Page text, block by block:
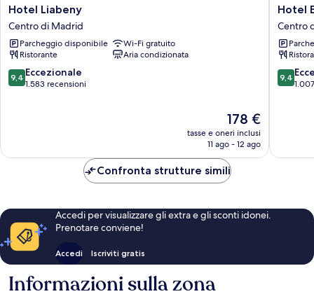
Hotel
Liabeny
Centro
di
Madrid
Hotel Liabeny
Centro di Madrid
Parcheggio disponibile
Wi-Fi gratuito
Ristorante
Aria condizionata
9.4
su
9,4 Eccezionale
1.583 recensioni
Il
prezzo
attuale
178 €
178 €
tasse e oneri inclusi
11 ago - 12 ago
Hotel
Europa
Centro
di
Madrid
Hotel
Centro
9.4
su
9,4
Confronta strutture simili
Accedi per visualizzare gli extra e gli sconti idonei.
Prenotare conviene!
Accedi Iscriviti gratis
Informazioni sulla zona